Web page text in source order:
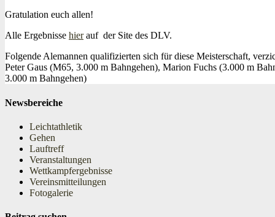
Gratulation euch allen!
Alle Ergebnisse hierauf der Site des DLV.
Folgende Alemannen qualifizierten sich für diese Meisterschaft,
Peter Gaus (M65, 3.000 m Bahngehen), Marion Fuchs (3.000 m
3.000 m Bahngehen)
Newsbereiche
Leichtathletik
Gehen
Lauftreff
Veranstaltungen
Wettkampfergebnisse
Vereinsmitteilungen
Fotogalerie